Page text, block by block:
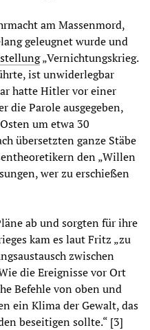
am Massenmord,
geleugnet wurde und
„Vernichtungskrieg.
ist unwiderlegbar
hatte Hitler vor einer
die Parole ausgegeben,
um etwa 30
übersetzten ganze Stäbe
den „Willen
wer zu erschießen
ab und sorgten für ihre
kam es laut Fritz „zu
zwischen
die Ereignisse vor Ort
Befehle von oben und
ein Klima der Gewalt, das
beseitigen sollte.“ [3]